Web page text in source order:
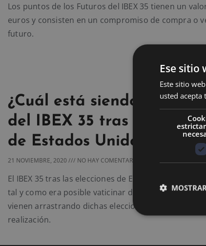
Los puntos de los Futuros del IBEX 35 tienen un
euros y consisten en un compromiso de compra o
futuro.
¿Cuál está siendo la
del IBEX 35 tras las
de Estados Unidos?
21 NOVIEMBRE, 2020 NO HAY COMENTARIOS
El IBEX 35 tras las elecciones de Estados Unidos ha
tal y como era posible vaticinar debido a las
vienen arrastrando dichas elecciones desde antes de
realización.
Ese sitio
Este sitio
usted acepta